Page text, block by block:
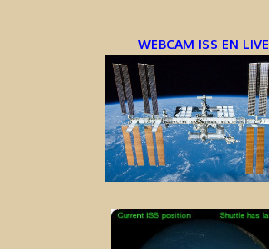
WEBCAM ISS EN LIVE